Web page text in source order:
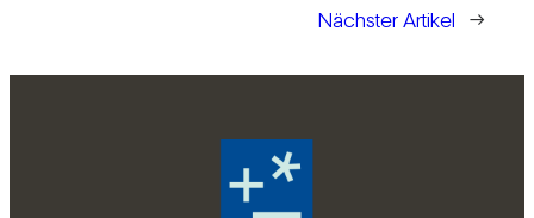
Nächster Artikel
→